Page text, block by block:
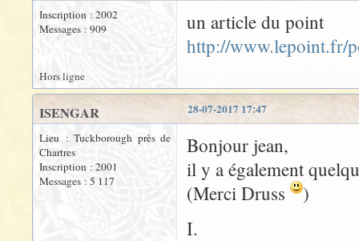
Inscription : 2002
Messages : 909
un article du point
http://www.lepoint.fr/
Hors ligne
28-07-2017 17:47
ISENGAR
Lieu : Tuckborough près de
Chartres
Inscription : 2001
Messages : 5 117
Bonjour jean,
il y a également
(Merci Druss
)
I.